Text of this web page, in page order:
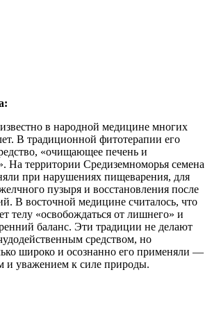
в народной медицине многих
В традиционной фитотерапии его
«очищающее печень и
На территории Средиземноморья семена
при нарушениях пищеварения, для
пузыря и восстановления после
В восточной медицине считалось, что
телу «освобождаться от лишнего» и
баланс. Эти традиции не делают
средством, но
широко и осознанно его применяли —
и уважением к силе природы.